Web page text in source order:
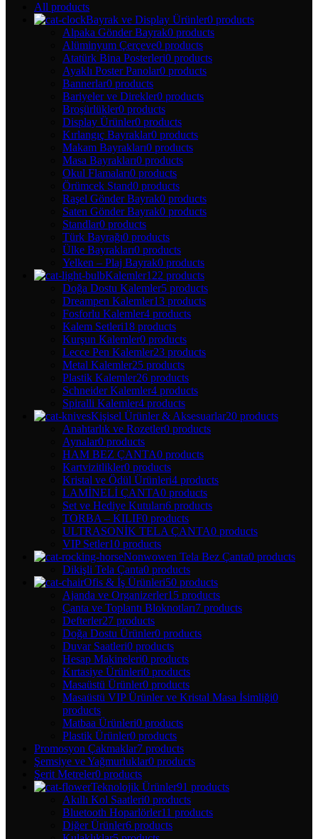
All products
Bayrak ve Display Ürünler0 products
Alpaka Gönder Bayrak0 products
Alüminyum Çerçeve0 products
Atatürk Bina Posterleri0 products
Ayaklı Poster Panolar0 products
Bannerlar0 products
Bariyeler ve Direkler0 products
Broşürlükler0 products
Display Ürünler0 products
Kırlangıç Bayraklar0 products
Makam Bayrakları0 products
Masa Bayrakları0 products
Okul Flamaları0 products
Örümcek Stand0 products
Raşel Gönder Bayrak0 products
Saten Gönder Bayrak0 products
Standlar0 products
Türk Bayrağı0 products
Ülke Bayrakları0 products
Yelken – Plaj Bayrak0 products
Kalemler122 products
Doğa Dostu Kalemler5 products
Dreampen Kalemler13 products
Fosforlu Kalemler4 products
Kalem Setleri18 products
Kurşun Kalemler0 products
Lecce Pen Kalemler23 products
Metal Kalemler25 products
Plastik Kalemler26 products
Schneider Kalemler4 products
Spiralli Kalemler4 products
Kişisel Ürünler & Aksesuarlar20 products
Anahtarlık ve Rozetler0 products
Aynalar0 products
HAM BEZ ÇANTA0 products
Kartvizitlikler0 products
Kristal ve Ödül Ürünleri4 products
LAMİNELİ ÇANTA0 products
Set ve Hediye Kutuları6 products
TORBA – KILIF0 products
ULTRASONİK TELA ÇANTA0 products
VIP Setler10 products
Nonwowen Tela Bez Çanta0 products
Dikişli Tela Çanta0 products
Ofis & İş Ürünleri50 products
Ajanda ve Organizerler15 products
Çanta ve Toplantı Bloknotları7 products
Defterler27 products
Doğa Dostu Ürünler0 products
Duvar Saatleri0 products
Hesap Makineleri0 products
Kırtasiye Ürünleri0 products
Masaüstü Ürünler0 products
Masaüstü VIP Ürünler ve Kristal Masa İsimliği0
products
Matbaa Ürünleri0 products
Plastik Ürünler0 products
Promosyon Çakmaklar7 products
Şemsiye ve Yağmurluklar0 products
Şerit Metreler0 products
Teknolojik Ürünler91 products
Akıllı Kol Saatleri0 products
Bluetooth Hoparlörler11 products
Diğer Ürünler6 products